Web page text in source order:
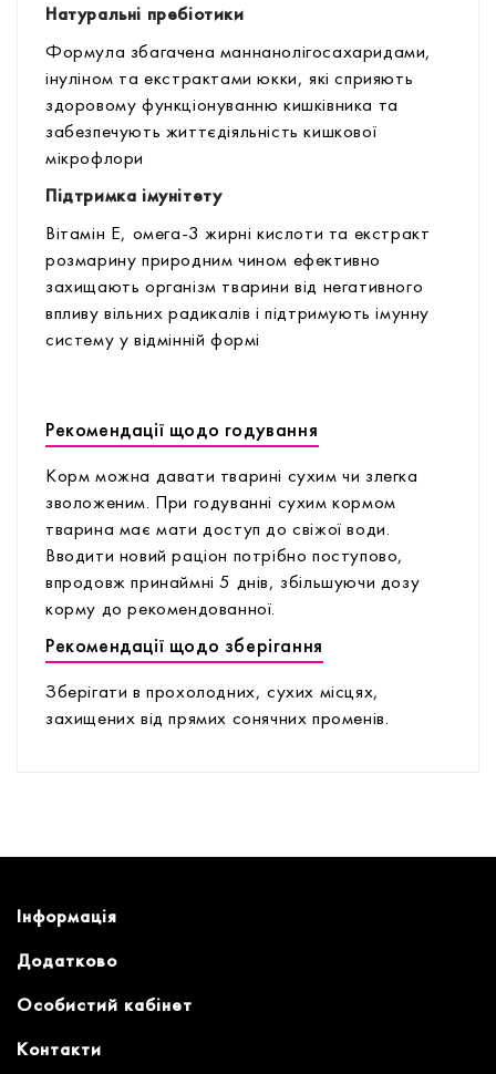
Натуральні пребіотики
Формула збагачена маннанолігосахаридами,
інуліном та екстрактами юкки, які сприяють
здоровому функціонуванню кишківника та
забезпечують життєдіяльність кишкової
мікрофлори
Підтримка імунітету
Вітамін Е, омега-3 жирні кислоти та екстракт
розмарину природним чином ефективно
захищають організм тварини від негативного
впливу вільних радикалів і підтримують імунну
систему у відмінній формі
Рекомендації щодо годування
Корм можна давати тварині сухим чи злегка
зволоженим. При годуванні сухим кормом
тварина має мати доступ до свіжої води.
Вводити новий раціон потрібно поступово,
впродовж принаймні 5 днів, збільшуючи дозу
корму до рекомендованної.
Рекомендації щодо зберігання
Зберігати в прохолодних, сухих місцях,
захищених від прямих сонячних променів.
Інформація
Додатково
Особистий кабінет
Контакти